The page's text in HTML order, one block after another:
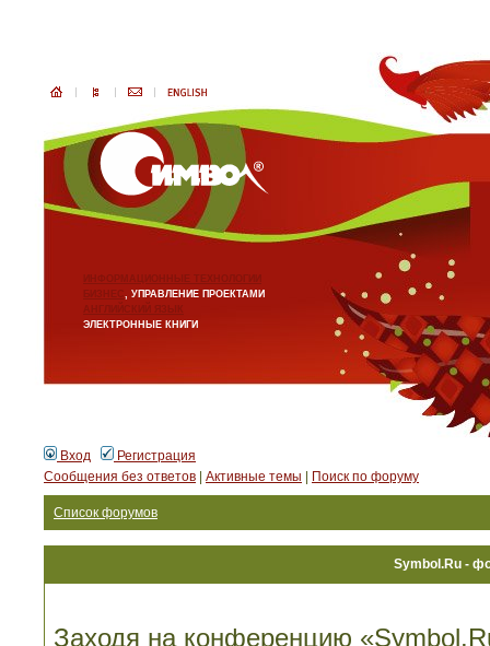
ИНФОРМАЦИОННЫЕ ТЕХНОЛОГИИ
БИЗНЕС, УПРАВЛЕНИЕ ПРОЕКТАМИ
АНГЛИЙСКИЙ ЯЗЫК
ЭЛЕКТРОННЫЕ КНИГИ
Вход
Регистрация
Сообщения без ответов
Активные темы Поиск по форуму
Список форумов
Symbol.Ru -
Заходя на конференцию